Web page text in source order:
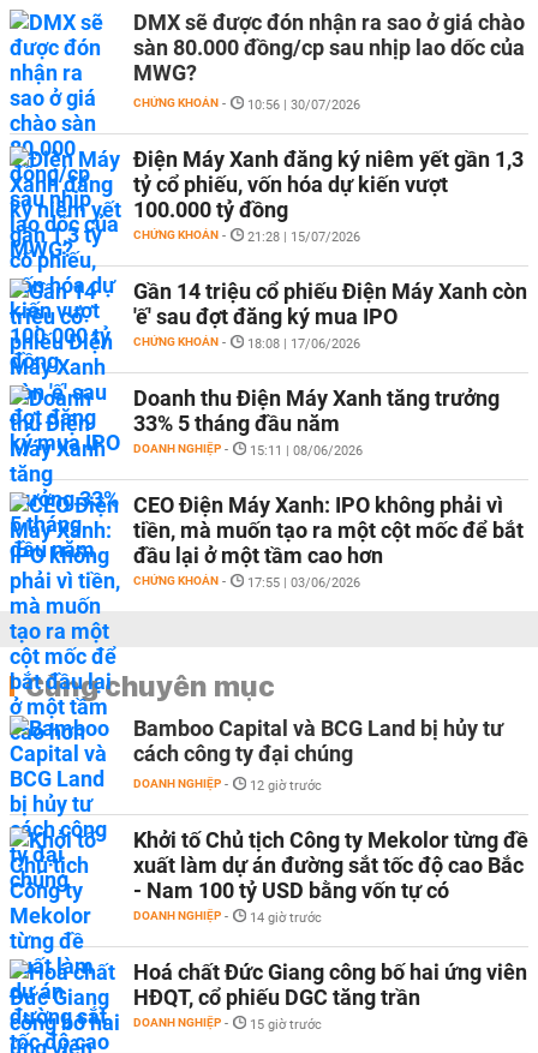
DMX sẽ được đón nhận ra sao ở giá chào
sàn 80.000 đồng/cp sau nhịp lao dốc của
MWG?
CHỨNG KHOÁN - 10:56 | 30/07/2026
Điện Máy Xanh đăng ký niêm yết gần 1,3
tỷ cổ phiếu, vốn hóa dự kiến vượt
100.000 tỷ đồng
CHỨNG KHOÁN - 21:28 | 15/07/2026
Gần 14 triệu cổ phiếu Điện Máy Xanh còn
'ế' sau đợt đăng ký mua IPO
CHỨNG KHOÁN - 18:08 | 17/06/2026
Doanh thu Điện Máy Xanh tăng trưởng
33% 5 tháng đầu năm
DOANH NGHIỆP - 15:11 | 08/06/2026
CEO Điện Máy Xanh: IPO không phải vì
tiền, mà muốn tạo ra một cột mốc để bắt
đầu lại ở một tầm cao hơn
CHỨNG KHOÁN - 17:55 | 03/06/2026
Cùng chuyên mục
Bamboo Capital và BCG Land bị hủy tư
cách công ty đại chúng
DOANH NGHIỆP - 12 giờ trước
Khởi tố Chủ tịch Công ty Mekolor từng đề
xuất làm dự án đường sắt tốc độ cao Bắc
- Nam 100 tỷ USD bằng vốn tự có
DOANH NGHIỆP - 14 giờ trước
Hoá chất Đức Giang công bố hai ứng viên
HĐQT, cổ phiếu DGC tăng trần
DOANH NGHIỆP - 15 giờ trước